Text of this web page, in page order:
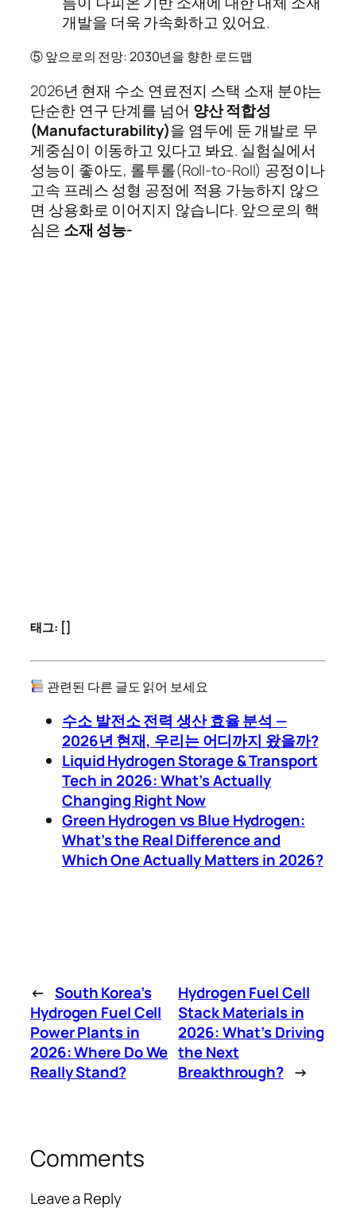
개발을 더욱 가속화하고 있어요.
⑤ 앞으로의 전망: 2030년을 향한 로드맵
2026년 현재 수소 연료전지 스택 소재 분야는
단순한 연구 단계를 넘어 양산 적합성
(Manufacturability)을 염두에 둔 개발로 무
게중심이 이동하고 있다고 봐요. 실험실에서
성능이 좋아도, 롤투롤(Roll-to-Roll) 공정이나
고속 프레스 성형 공정에 적용 가능하지 않으
면 상용화로 이어지지 않습니다. 앞으로의 핵
심은 소재 성능-
태그: []
관련된 다른 글도 읽어 보세요
수소 발전소 전력 생산 효율 분석 —
2026년 현재, 우리는 어디까지 왔을까?
Liquid Hydrogen Storage & Transport
Tech in 2026: What’s Actually
Changing Right Now
Green Hydrogen vs Blue Hydrogen:
What’s the Real Difference and
Which One Actually Matters in 2026?
← South Korea’s
Hydrogen Fuel Cell
Power Plants in
2026: Where Do We
Really Stand?
Hydrogen Fuel Cell
Stack Materials in
2026: What’s Driving
the Next
Breakthrough? →
Comments
Leave a Reply